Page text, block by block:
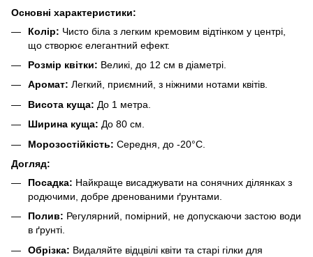
Основні характеристики:
Колір: Чисто біла з легким кремовим відтінком у центрі,
що створює елегантний ефект.
Розмір квітки: Великі, до 12 см в діаметрі.
Аромат: Легкий, приємний, з ніжними нотами квітів.
Висота куща: До 1 метра.
Ширина куща: До 80 см.
Морозостійкість: Середня, до -20°C.
Догляд:
Посадка: Найкраще висаджувати на сонячних ділянках з
родючими, добре дренованими ґрунтами.
Полив: Регулярний, помірний, не допускаючи застою води
в ґрунті.
Обрізка: Видаляйте відцвілі квіти та старі гілки для